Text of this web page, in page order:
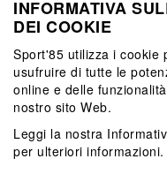
INFORMATIVA
DEI COOKIE
Sport'85 utilizza i cookie
usufruire di tutte le
online e delle
nostro sito Web.
Leggi la nostra
per ulteriori informazioni.